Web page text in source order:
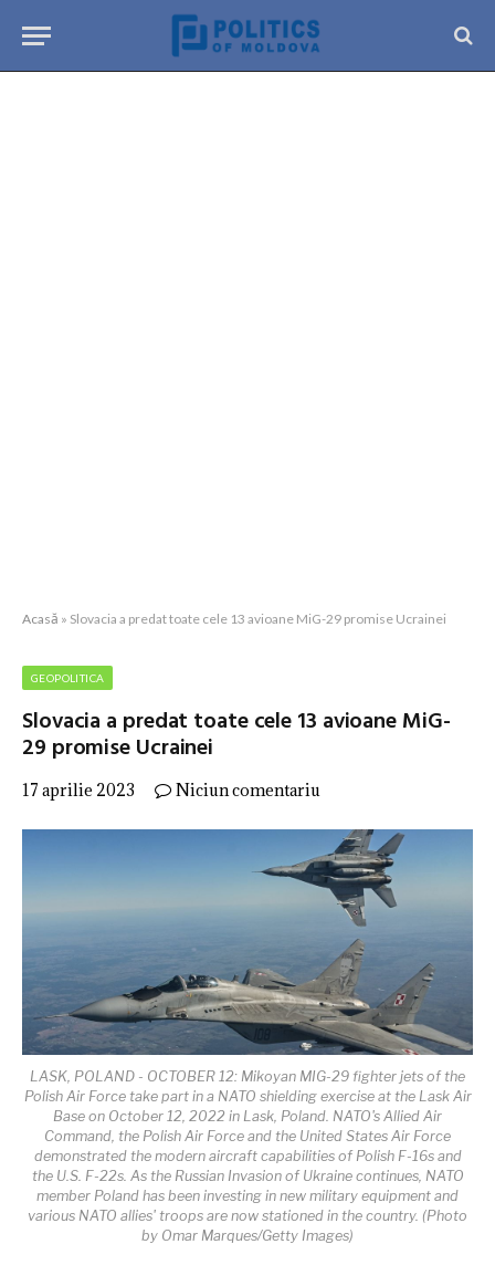
Acasă » Slovacia a predat toate cele 13 avioane MiG-29 promise Ucrainei
GEOPOLITICA
Slovacia a predat toate cele 13 avioane MiG-
29 promise Ucrainei
17 aprilie 2023 Niciun comentariu
LASK, POLAND - OCTOBER 12: Mikoyan MIG-29 fighter jets of the
Polish Air Force take part in a NATO shielding exercise at the Lask Air
Base on October 12, 2022 in Lask, Poland. NATO's Allied Air
Command, the Polish Air Force and the United States Air Force
demonstrated the modern aircraft capabilities of Polish F-16s and
the U.S. F-22s. As the Russian Invasion of Ukraine continues, NATO
member Poland has been investing in new military equipment and
various NATO allies' troops are now stationed in the country. (Photo
by Omar Marques/Getty Images)